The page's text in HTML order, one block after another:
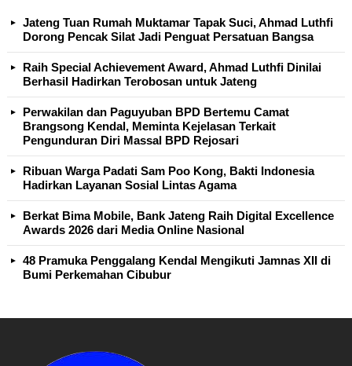
Jateng Tuan Rumah Muktamar Tapak Suci, Ahmad Luthfi
Dorong Pencak Silat Jadi Penguat Persatuan Bangsa
Raih Special Achievement Award, Ahmad Luthfi Dinilai
Berhasil Hadirkan Terobosan untuk Jateng
Perwakilan dan Paguyuban BPD Bertemu Camat
Brangsong Kendal, Meminta Kejelasan Terkait
Pengunduran Diri Massal BPD Rejosari
Ribuan Warga Padati Sam Poo Kong, Bakti Indonesia
Hadirkan Layanan Sosial Lintas Agama
Berkat Bima Mobile, Bank Jateng Raih Digital Excellence
Awards 2026 dari Media Online Nasional
48 Pramuka Penggalang Kendal Mengikuti Jamnas XII di
Bumi Perkemahan Cibubur